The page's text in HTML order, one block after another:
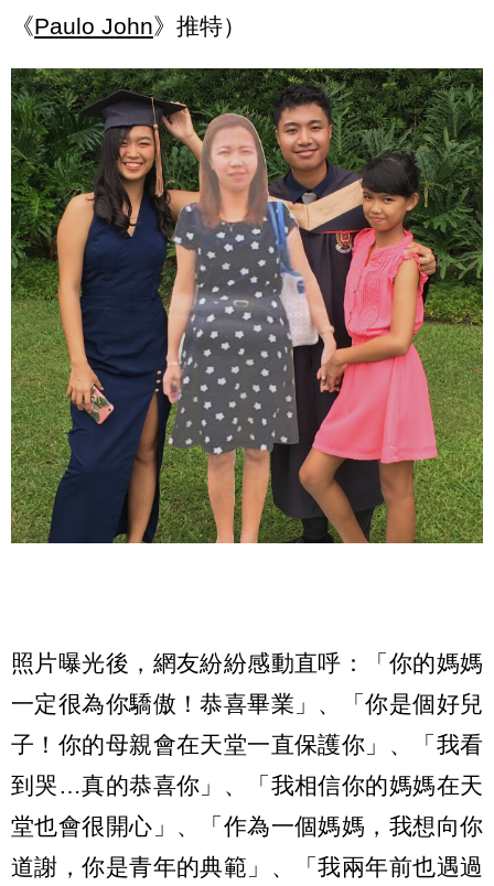
《Paulo John》推特）
照片曝光後，網友紛紛感動直呼：「你的媽媽
一定很為你驕傲！恭喜畢業」、「你是個好兒
子！你的母親會在天堂一直保護你」、「我看
到哭…真的恭喜你」、「我相信你的媽媽在天
堂也會很開心」、「作為一個媽媽，我想向你
道謝，你是青年的典範」、「我兩年前也遇過